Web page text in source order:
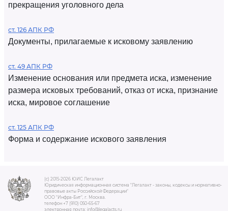
прекращения уголовного дела
ст. 126 АПК РФ
Документы, прилагаемые к исковому заявлению
ст. 49 АПК РФ
Изменение основания или предмета иска, изменение
размера исковых требований, отказ от иска, признание
иска, мировое соглашение
ст. 125 АПК РФ
Форма и содержание искового заявления
(c) 2015-2026 ЮИС Легалакт
Юридическая информационная система "Легалакт - законы, кодексы и нормативно-
правовые акты Российской Федерации"
ООО "Инфра-Бит", г. Москва.
телефон +7 (910) 050-65-67
электронная почта: info@legalacts.ru